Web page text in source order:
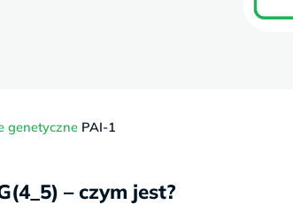
genetyczne PAI-1
– czym jest?